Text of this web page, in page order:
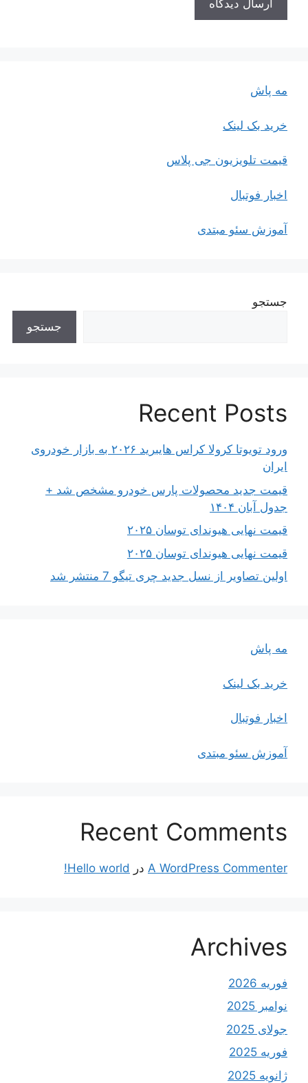
مه پاش
خرید بک لینک
قیمت تلویزیون جی پلاس
اخبار فوتبال
آموزش سئو مبتدی
جستجو
جستجو
Recent Posts
ورود تویوتا کرولا کراس هایبرید ۲۰۲۶ به بازار خودروی
ایران
قیمت جدید محصولات پارس خودرو مشخص شد +
جدول آبان ۱۴۰۴
قیمت نهایی هیوندای توسان ۲۰۲۵
قیمت نهایی هیوندای توسان ۲۰۲۵
اولین تصاویر از نسل جدید چری تیگو 7 منتشر شد
مه پاش
خرید بک لینک
اخبار فوتبال
آموزش سئو مبتدی
Recent Comments
A WordPress Commenter در Hello world!
Archives
فوریه 2026
نوامبر 2025
جولای 2025
فوریه 2025
ژانویه 2025